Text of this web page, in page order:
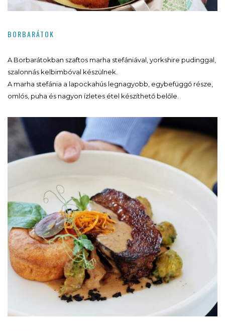
BORBARÁTOK
A Borbarátokban szaftos marha stefániával, yorkshire pudinggal,
szalonnás kelbimbóval készülnek.
A marha stefánia a lapockahús legnagyobb, egybefüggő része,
omlós, puha és nagyon ízletes étel készíthető belőle.